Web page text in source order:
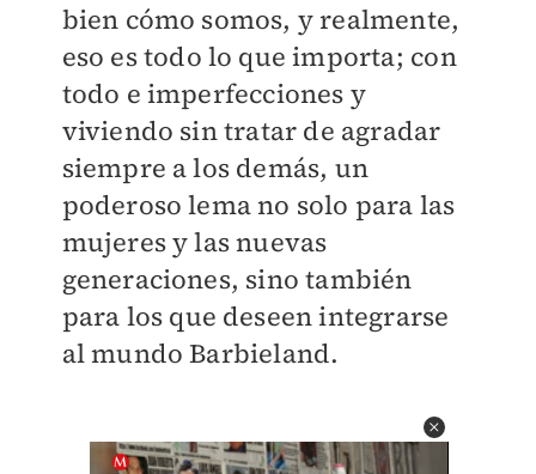
bien cómo somos, y realmente,
eso es todo lo que importa; con
todo e imperfecciones y
viviendo sin tratar de agradar
siempre a los demás, un
poderoso lema no solo para las
mujeres y las nuevas
generaciones, sino también
para los que deseen integrarse
al mundo Barbieland.